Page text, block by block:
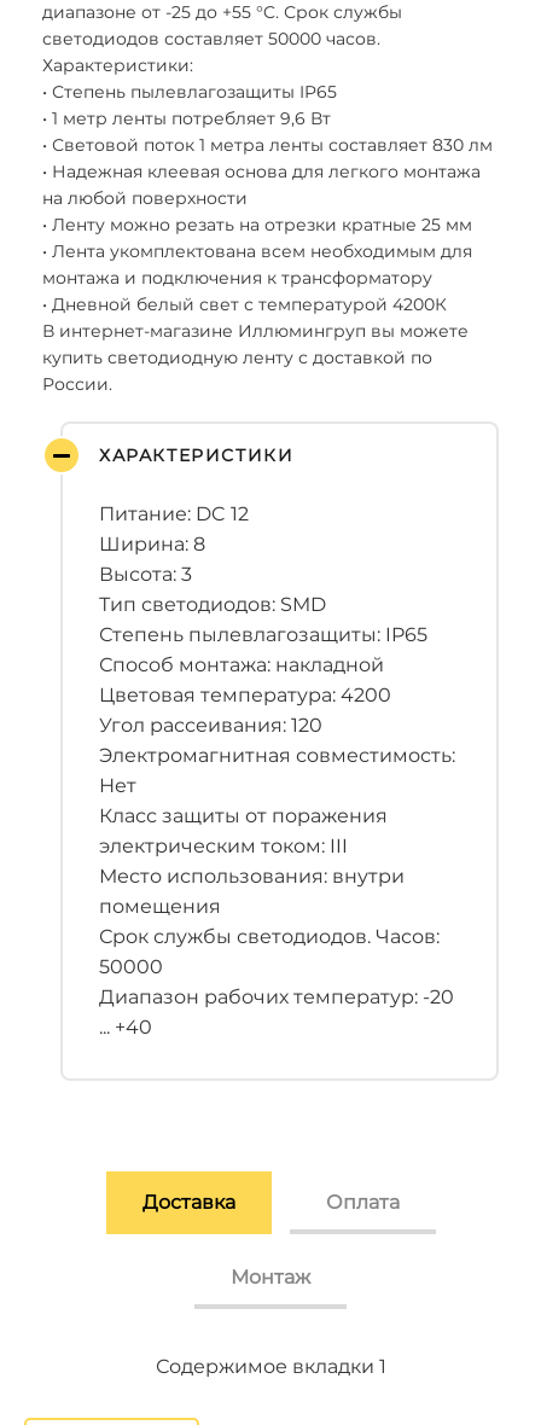
диапазоне от -25 до +55 °C. Срок службы
светодиодов составляет 50000 часов.
Характеристики:
• Степень пылевлагозащиты IP65
• 1 метр ленты потребляет 9,6 Вт
• Световой поток 1 метра ленты составляет 830 лм
• Надежная клеевая основа для легкого монтажа
на любой поверхности
• Ленту можно резать на отрезки кратные 25 мм
• Лента укомплектована всем необходимым для
монтажа и подключения к трансформатору
• Дневной белый свет с температурой 4200К
В интернет-магазине Иллюмингруп вы можете
купить светодиодную ленту с доставкой по
России.
ХАРАКТЕРИСТИКИ
Питание: DC 12
Ширина: 8
Высота: 3
Тип светодиодов: SMD
Степень пылевлагозащиты: IP65
Способ монтажа: накладной
Цветовая температура: 4200
Угол рассеивания: 120
Электромагнитная совместимость:
Нет
Класс защиты от поражения
электрическим током: III
Место использования: внутри
помещения
Срок службы светодиодов. Часов:
50000
Диапазон рабочих температур: -20
... +40
Доставка Оплата
Монтаж
Содержимое вкладки 1
Содержимое вкладки 2
Содержимое вкладки 3